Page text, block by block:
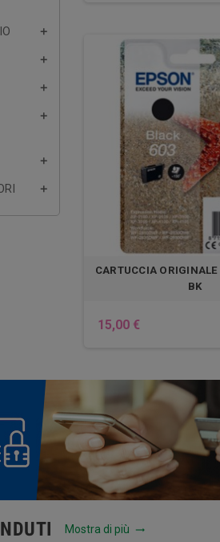






CARTUCCIA
BK
15,00 €
Mostra di più 